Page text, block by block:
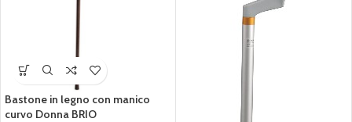
Bastone in legno con manico
curvo Donna BRIO